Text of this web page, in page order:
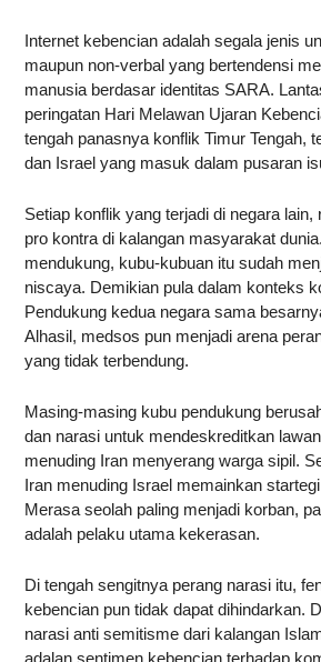
Internet kebencian adalah segala jenis
maupun non-verbal yang bertendensi
manusia berdasar identitas SARA.
peringatan Hari Melawan Ujaran
tengah panasnya konflik Timur Tengah,
dan Israel yang masuk dalam pusaran
Setiap konflik yang terjadi di negara
pro kontra di kalangan masyarakat
mendukung, kubu-kubuan itu sudah
niscaya. Demikian pula dalam konteks
Pendukung kedua negara sama
Alhasil, medsos pun menjadi arena
yang tidak terbendung.
Masing-masing kubu pendukung
dan narasi untuk mendeskreditkan
menuding Iran menyerang warga sipil.
Iran menuding Israel memainkan
Merasa seolah paling menjadi korban,
adalah pelaku utama kekerasan.
Di tengah sengitnya perang narasi itu,
kebencian pun tidak dapat dihindarkan.
narasi anti semitisme dari kalangan
adalan sentimen kebencian terhadap